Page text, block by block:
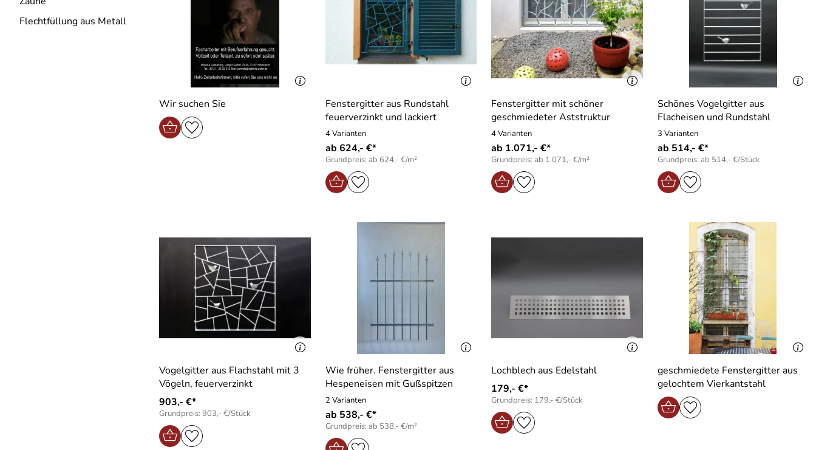
Flechtfüllung aus Metall
Wir suchen Sie
Fenstergitter aus Rundstahl
feuerverzinkt und lackiert
4 Varianten
ab 624,- €*
Grundpreis: ab 624,- €/m²
Fenstergitter mit schöner
geschmiedeter Aststruktur
4 Varianten
ab 1.071,- €*
Grundpreis: ab 1.071,- €/m²
Schönes Vogelgitter aus
Flacheisen und Rundstahl
3 Varianten
ab 514,- €*
Grundpreis: ab 514,- €/Stück
Vogelgitter aus Flachstahl mit 3
Vögeln, feuerverzinkt
903,- €*
Grundpreis: 903,- €/Stück
Wie früher. Fenstergitter aus
Hespeneisen mit Gußspitzen
2 Varianten
ab 538,- €*
Grundpreis: ab 538,- €/m²
Lochblech aus Edelstahl
179,- €*
Grundpreis: 179,- €/Stück
geschmiedete Fenstergitter aus
gelochtem Vierkantstahl